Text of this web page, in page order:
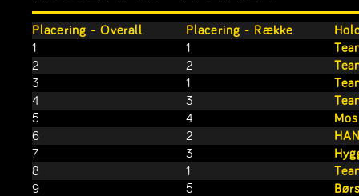
Placering - Overall Placering - Række
1
1
2
2
3
1
4
3
5
4
6
2
7
3
8
1
9
5